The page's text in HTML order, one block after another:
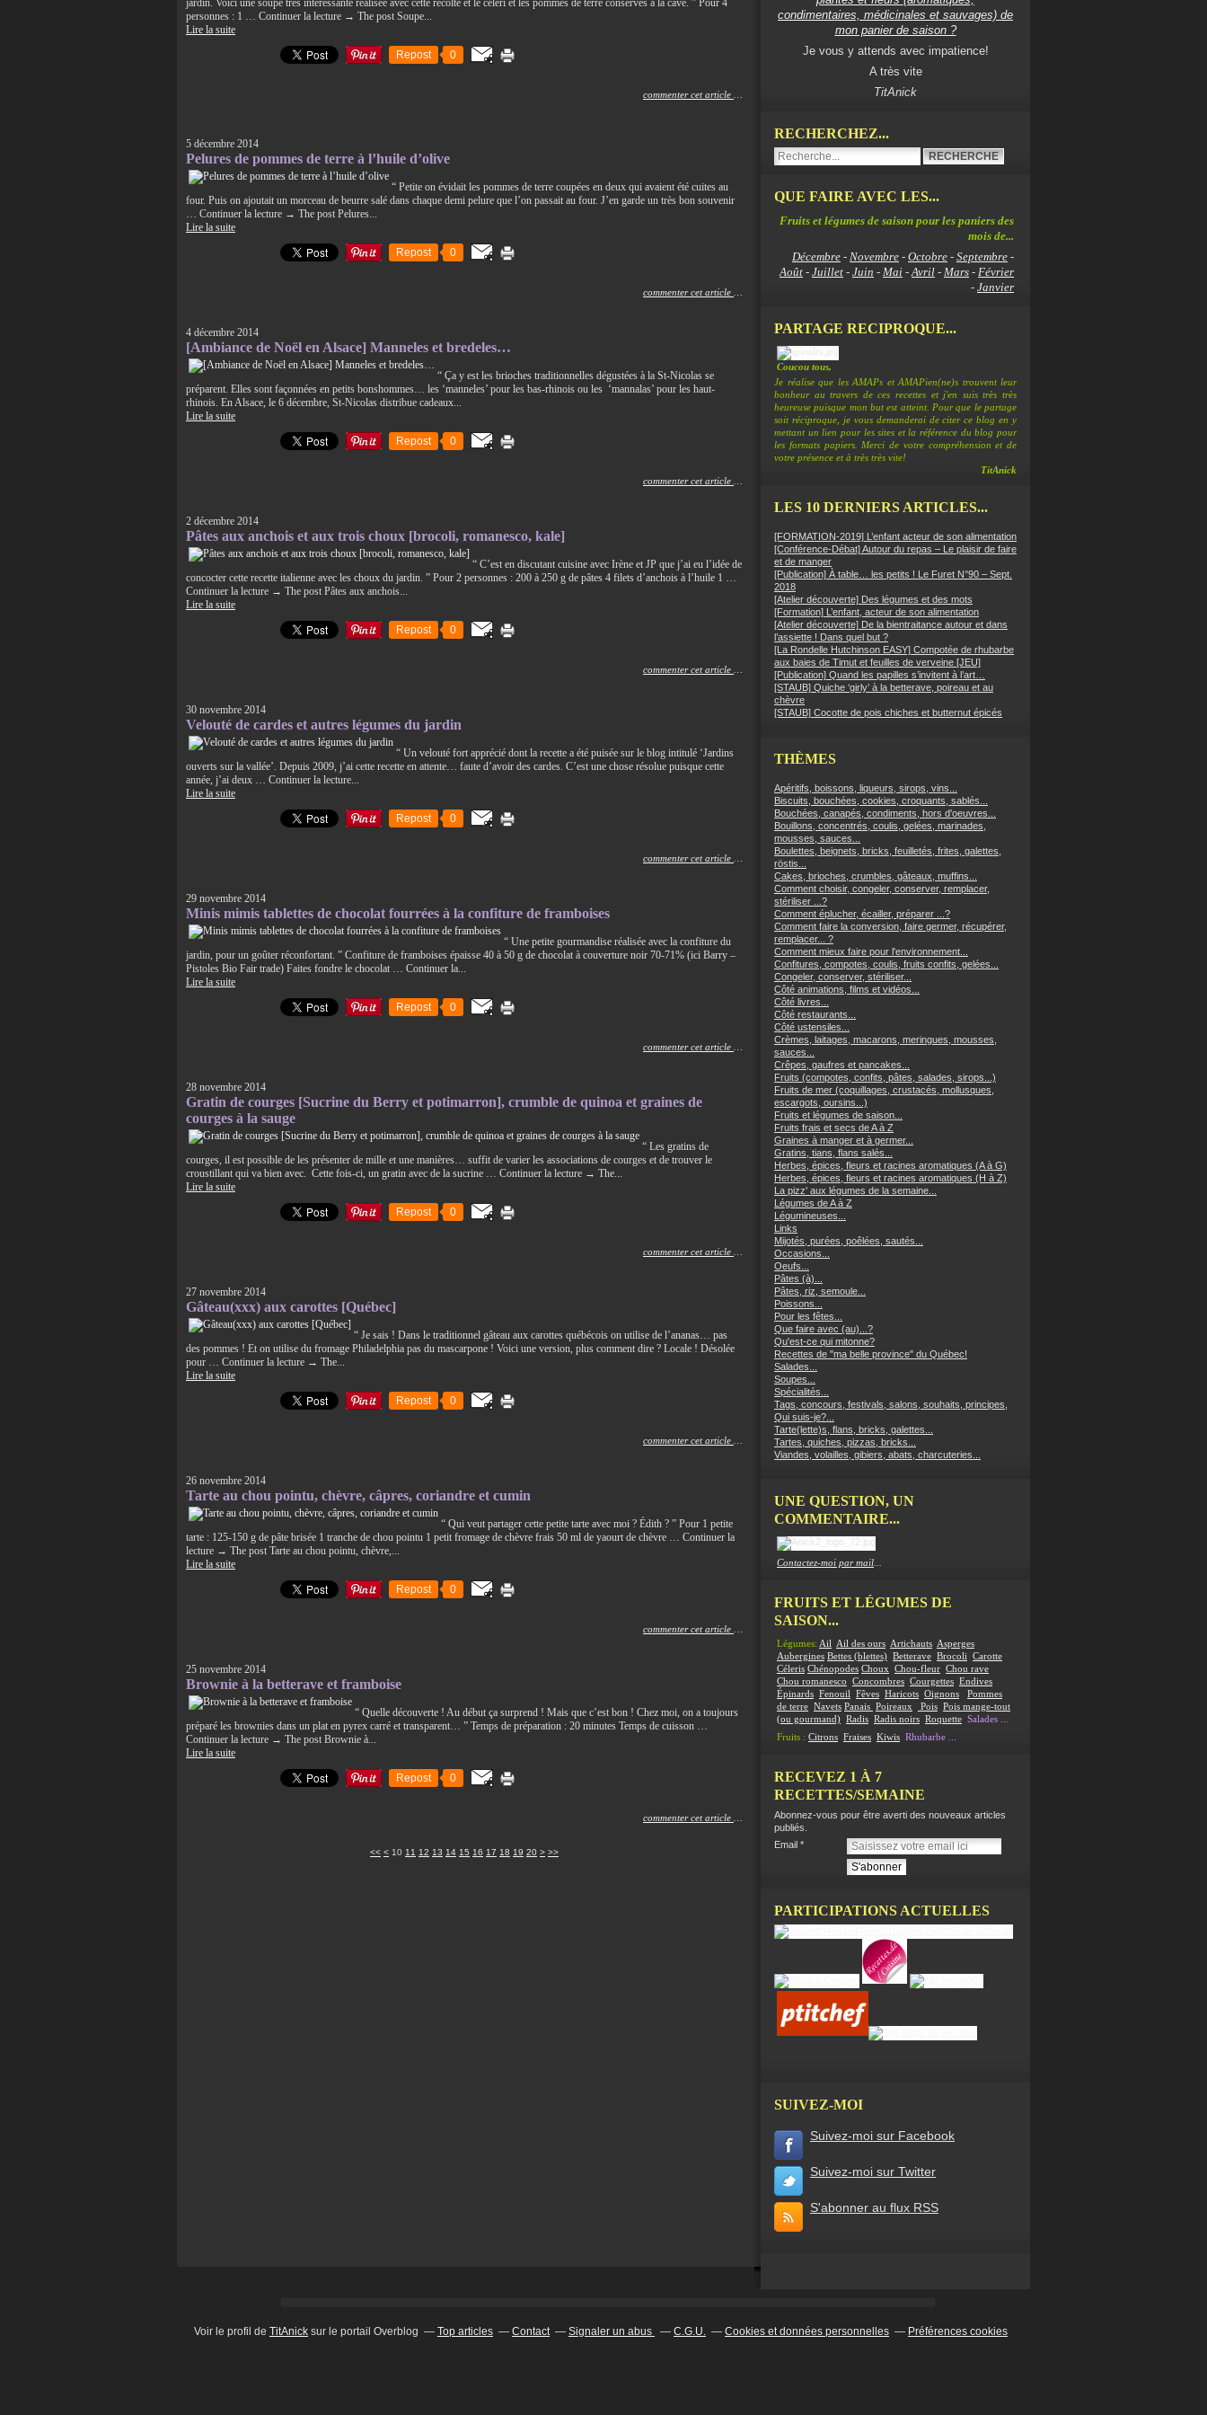
jardin. Voici une soupe très intéressante réalisée avec cette récolte et le céleri et les pommes de terre conservés à la cave. ” Pour 4
personnes : 1 … Continuer la lecture → The post Soupe...
Lire la suite
Repost
0
commenter cet article
5 décembre 2014
Pelures de pommes de terre à l’huile d’olive
“ Petite on évidait les pommes de terre coupées en deux qui avaient été cuites au
four. Puis on ajoutait un morceau de beurre salé dans chaque demi pelure que l’on passait au four. J’en garde un très bon souvenir
… Continuer la lecture → The post Pelures...
Lire la suite
Repost
0
commenter cet article
4 décembre 2014
[Ambiance de Noël en Alsace] Manneles et bredeles…
“ Ça y est les brioches traditionnelles dégustées à la St-Nicolas se
préparent. Elles sont façonnées en petits bonshommes… les ‘manneles’ pour les bas-rhinois ou les ‘mannalas’ pour les haut-
rhinois. En Alsace, le 6 décembre, St-Nicolas distribue cadeaux...
Lire la suite
Repost
0
commenter cet article
2 décembre 2014
Pâtes aux anchois et aux trois choux [brocoli, romanesco, kale]
“ C’est en discutant cuisine avec Irène et JP que j’ai eu l’idée de
concocter cette recette italienne avec les choux du jardin. ” Pour 2 personnes : 200 à 250 g de pâtes 4 filets d’anchois à l’huile 1 …
Continuer la lecture → The post Pâtes aux anchois...
Lire la suite
Repost
0
commenter cet article
30 novembre 2014
Velouté de cardes et autres légumes du jardin
“ Un velouté fort apprécié dont la recette a été puisée sur le blog intitulé ‘Jardins
ouverts sur la vallée’. Depuis 2009, j’ai cette recette en attente… faute d’avoir des cardes. C’est une chose résolue puisque cette
année, j’ai deux … Continuer la lecture...
Lire la suite
Repost
0
commenter cet article
29 novembre 2014
Minis mimis tablettes de chocolat fourrées à la confiture de framboises
“ Une petite gourmandise réalisée avec la confiture du
jardin, pour un goûter réconfortant. ” Confiture de framboises épaisse 40 à 50 g de chocolat à couverture noir 70-71% (ici Barry –
Pistoles Bio Fair trade) Faites fondre le chocolat … Continuer la...
Lire la suite
Repost
0
commenter cet article
28 novembre 2014
Gratin de courges [Sucrine du Berry et potimarron], crumble de quinoa et graines de
courges à la sauge
“ Les gratins de
courges, il est possible de les présenter de mille et une manières… suffit de varier les associations de courges et de trouver le
croustillant qui va bien avec. Cette fois-ci, un gratin avec de la sucrine … Continuer la lecture → The...
Lire la suite
Repost
0
commenter cet article
27 novembre 2014
Gâteau(xxx) aux carottes [Québec]
“ Je sais ! Dans le traditionnel gâteau aux carottes québécois on utilise de l’ananas… pas
des pommes ! Et on utilise du fromage Philadelphia pas du mascarpone ! Voici une version, plus comment dire ? Locale ! Désolée
pour … Continuer la lecture → The...
Lire la suite
Repost
0
commenter cet article
26 novembre 2014
Tarte au chou pointu, chèvre, câpres, coriandre et cumin
“ Qui veut partager cette petite tarte avec moi ? Édith ? ” Pour 1 petite
tarte : 125-150 g de pâte brisée 1 tranche de chou pointu 1 petit fromage de chèvre frais 50 ml de yaourt de chèvre … Continuer la
lecture → The post Tarte au chou pointu, chèvre,...
Lire la suite
Repost
0
commenter cet article
25 novembre 2014
Brownie à la betterave et framboise
“ Quelle découverte ! Au début ça surprend ! Mais que c’est bon ! Chez moi, on a toujours
préparé les brownies dans un plat en pyrex carré et transparent… ” Temps de préparation : 20 minutes Temps de cuisson …
Continuer la lecture → The post Brownie à...
Lire la suite
Repost
0
commenter cet article
<< < 10 11 12 13 14 15 16 17 18 19 20 30
40
50
60
70
80
90
100
> >>
condimentaires, médicinales et sauvages) de
mon panier de saison ?
Je vous y attends avec impatience!
A très vite
TitAnick
RECHERCHEZ...
QUE FAIRE AVEC LES...
Fruits et légumes de saison pour les paniers des
mois de...
Décembre - Novembre - Octobre - Septembre -
Août - Juillet - Juin - Mai -Avril - Mars - Février
- Janvier
PARTAGE RECIPROQUE...
Coucou tous,
Je réalise que les AMAPs et AMAPien(ne)s trouvent leur
bonheur au travers de ces recettes et j'en suis très très
heureuse puisque mon but est atteint. Pour que le partage
soit réciproque, je vous demanderai de citer ce blog en y
mettant un lien pour les sites et la référence du blog pour
les formats papiers. Merci de votre compréhension et de
votre présence et à très très vite!
TitAnick
LES 10 DERNIERS ARTICLES...
[FORMATION-2019] L’enfant acteur de son alimentation
[Conférence-Débat] Autour du repas – Le plaisir de faire
et de manger
[Publication] À table… les petits ! Le Furet N°90 – Sept.
2018
[Atelier découverte] Des légumes et des mots
[Formation] L’enfant, acteur de son alimentation
[Atelier découverte] De la bientraitance autour et dans
l’assiette ! Dans quel but ?
[La Rondelle Hutchinson EASY] Compotée de rhubarbe
aux baies de Timut et feuilles de verveine [JEU]
[Publication] Quand les papilles s’invitent à l’art…
[STAUB] Quiche ‘girly’ à la betterave, poireau et au
chèvre
[STAUB] Cocotte de pois chiches et butternut épicés
THÈMES
Apéritifs, boissons, liqueurs, sirops, vins...
Biscuits, bouchées, cookies, croquants, sablés...
Bouchées, canapés, condiments, hors d'oeuvres...
Bouillons, concentrés, coulis, gelées, marinades,
mousses, sauces...
Boulettes, beignets, bricks, feuilletés, frites, galettes,
röstis...
Cakes, brioches, crumbles, gâteaux, muffins...
Comment choisir, congeler, conserver, remplacer,
stériliser ...?
Comment éplucher, écailler, préparer ...?
Comment faire la conversion, faire germer, récupérer,
remplacer... ?
Comment mieux faire pour l'environnement...
Confitures, compotes, coulis, fruits confits, gelées...
Congeler, conserver, stériliser...
Côté animations, films et vidéos...
Côté livres...
Côté restaurants...
Côté ustensiles...
Crèmes, laitages, macarons, meringues, mousses,
sauces...
Crêpes, gaufres et pancakes...
Fruits (compotes, confits, pâtes, salades, sirops...)
Fruits de mer (coquillages, crustacés, mollusques,
escargots, oursins...)
Fruits et légumes de saison...
Fruits frais et secs de A à Z
Graines à manger et à germer...
Gratins, tians, flans salés...
Herbes, épices, fleurs et racines aromatiques (A à G)
Herbes, épices, fleurs et racines aromatiques (H à Z)
La pizz' aux légumes de la semaine...
Légumes de A à Z
Légumineuses...
Links
Mijotés, purées, poêlées, sautés...
Occasions...
Oeufs...
Pâtes (à)...
Pâtes, riz, semoule...
Poissons...
Pour les fêtes...
Que faire avec (au)...?
Qu'est-ce qui mitonne?
Recettes de "ma belle province" du Québec!
Salades...
Soupes...
Spécialités...
Tags, concours, festivals, salons, souhaits, principes,
Qui suis-je?...
Tarte(lette)s, flans, bricks, galettes...
Tartes, quiches, pizzas, bricks...
Viandes, volailles, gibiers, abats, charcuteries...
UNE QUESTION, UN
COMMENTAIRE...
Contactez-moi par mail
FRUITS ET LÉGUMES DE
SAISON...
Légumes: Ail Ail des ours Artichauts Asperges
Aubergines Bettes (blettes) Betterave Brocoli
Carotte
Céleris Chénopodes Choux Chou-fleur Chou rave
Chou romanesco
Concombres Courgettes Endives
Épinards Fenouil Fêves Haricots Oignons
Pommes
de terre Navets Panais Poireaux Pois Pois mange-tout
(ou gourmand) Radis Radis noirs Roquette Salades
Fruits : Citrons Fraises Kiwis Rhubarbe
RECEVEZ 1 À 7
RECETTES/SEMAINE
Abonnez-vous pour être averti des nouveaux articles
publiés.
Email
PARTICIPATIONS ACTUELLES
SUIVEZ-MOI
Suivez-moi sur Facebook
Suivez-moi sur Twitter
S'abonner au flux RSS
Voir le profil de TitAnick sur le portail Overblog Top articles Contact Signaler un abus C.G.U. Cookies et données personnelles Préférences cookies